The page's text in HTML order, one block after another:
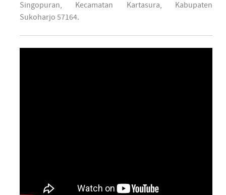
Singopuran, Kecamatan Kartasura, Kabupaten
Sukoharjo 57164.